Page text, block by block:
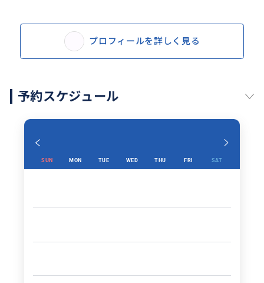
プロフィールを詳しく見る
予約スケジュール
SUN MON TUE WED THU FRI SAT